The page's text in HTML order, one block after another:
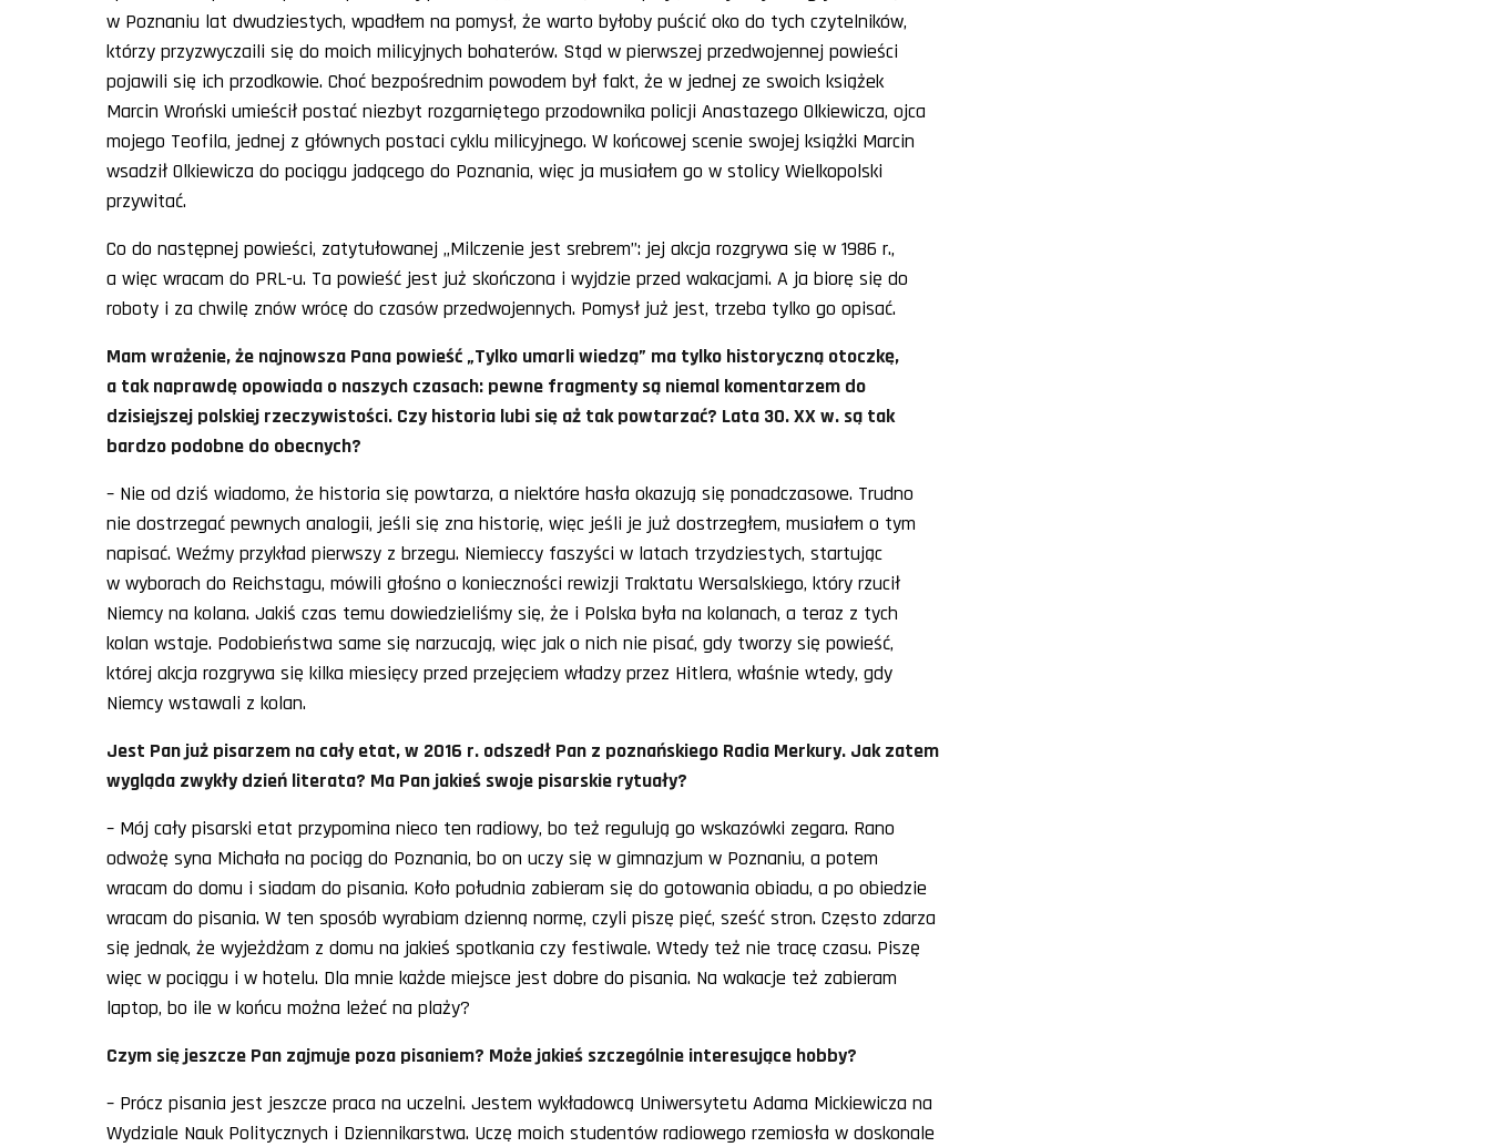
w Poznaniu lat dwudziestych, wpadłem na pomysł, że warto byłoby puścić oko do tych czytelników,
którzy przyzwyczaili się do moich milicyjnych bohaterów. Stąd w pierwszej przedwojennej powieści
pojawili się ich przodkowie. Choć bezpośrednim powodem był fakt, że w jednej ze swoich książek
Marcin Wroński umieścił postać niezbyt rozgarniętego przodownika policji Anastazego Olkiewicza, ojca
mojego Teofila, jednej z głównych postaci cyklu milicyjnego. W końcowej scenie swojej książki Marcin
wsadził Olkiewicza do pociągu jadącego do Poznania, więc ja musiałem go w stolicy Wielkopolski
przywitać.
Co do następnej powieści, zatytułowanej „Milczenie jest srebrem”: jej akcja rozgrywa się w 1986 r.,
a więc wracam do PRL-u. Ta powieść jest już skończona i wyjdzie przed wakacjami. A ja biorę się do
roboty i za chwilę znów wrócę do czasów przedwojennych. Pomysł już jest, trzeba tylko go opisać.
Mam wrażenie, że najnowsza Pana powieść „Tylko umarli wiedzą” ma tylko historyczną otoczkę,
a tak naprawdę opowiada o naszych czasach: pewne fragmenty są niemal komentarzem do
dzisiejszej polskiej rzeczywistości. Czy historia lubi się aż tak powtarzać? Lata 30. XX w. są tak
bardzo podobne do obecnych?
– Nie od dziś wiadomo, że historia się powtarza, a niektóre hasła okazują się ponadczasowe. Trudno
nie dostrzegać pewnych analogii, jeśli się zna historię, więc jeśli je już dostrzegłem, musiałem o tym
napisać. Weźmy przykład pierwszy z brzegu. Niemieccy faszyści w latach trzydziestych, startując
w wyborach do Reichstagu, mówili głośno o konieczności rewizji Traktatu Wersalskiego, który rzucił
Niemcy na kolana. Jakiś czas temu dowiedzieliśmy się, że i Polska była na kolanach, a teraz z tych
kolan wstaje. Podobieństwa same się narzucają, więc jak o nich nie pisać, gdy tworzy się powieść,
której akcja rozgrywa się kilka miesięcy przed przejęciem władzy przez Hitlera, właśnie wtedy, gdy
Niemcy wstawali z kolan.
Jest Pan już pisarzem na cały etat, w 2016 r. odszedł Pan z poznańskiego Radia Merkury. Jak zatem
wygląda zwykły dzień literata? Ma Pan jakieś swoje pisarskie rytuały?
– Mój cały pisarski etat przypomina nieco ten radiowy, bo też regulują go wskazówki zegara. Rano
odwożę syna Michała na pociąg do Poznania, bo on uczy się w gimnazjum w Poznaniu, a potem
wracam do domu i siadam do pisania. Koło południa zabieram się do gotowania obiadu, a po obiedzie
wracam do pisania. W ten sposób wyrabiam dzienną normę, czyli piszę pięć, sześć stron. Często zdarza
się jednak, że wyjeżdżam z domu na jakieś spotkania czy festiwale. Wtedy też nie tracę czasu. Piszę
więc w pociągu i w hotelu. Dla mnie każde miejsce jest dobre do pisania. Na wakacje też zabieram
laptop, bo ile w końcu można leżeć na plaży?
Czym się jeszcze Pan zajmuje poza pisaniem? Może jakieś szczególnie interesujące hobby?
– Prócz pisania jest jeszcze praca na uczelni. Jestem wykładowcą Uniwersytetu Adama Mickiewicza na
Wydziale Nauk Politycznych i Dziennikarstwa. Uczę moich studentów radiowego rzemiosła w doskonale